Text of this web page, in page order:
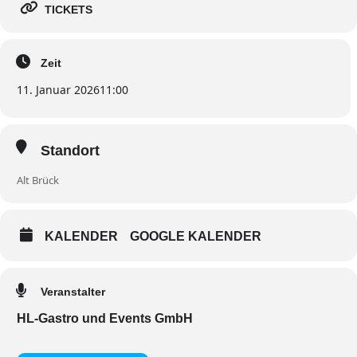
TICKETS
Zeit
11. Januar 202611:00
Standort
Alt Brück
KALENDER GOOGLE KALENDER
Veranstalter
HL-Gastro und Events GmbH